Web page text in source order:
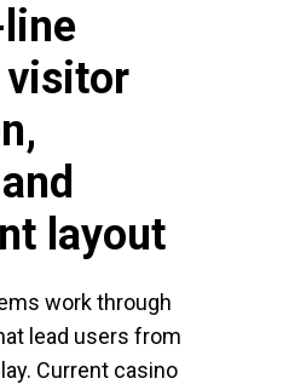
layout
work through
lead users from
Current casino